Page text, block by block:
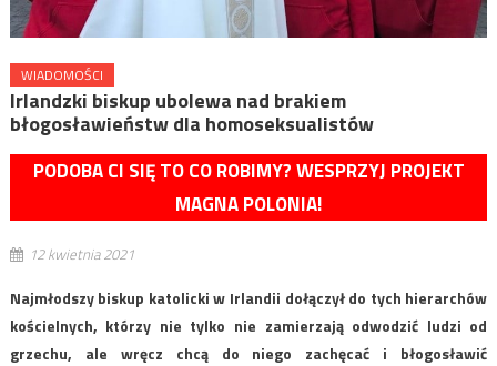
WIADOMOŚCI
Irlandzki biskup ubolewa nad brakiem
błogosławieństw dla homoseksualistów
PODOBA CI SIĘ TO CO ROBIMY? WESPRZYJ PROJEKT
MAGNA POLONIA!
12 kwietnia 2021
Najmłodszy biskup katolicki w Irlandii dołączył do tych hierarchów
kościelnych, którzy nie tylko nie zamierzają odwodzić ludzi od
grzechu, ale wręcz chcą do niego zachęcać i błogosławić